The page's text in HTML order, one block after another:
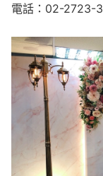
電話： 02-2723-